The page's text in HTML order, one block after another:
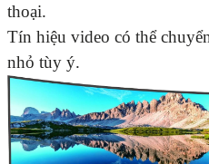
thoại.
Tín hiệu video có thể
nhỏ tùy ý.